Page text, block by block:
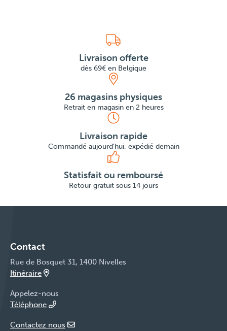
Livraison offerte
dès 69€ en Belgique
26 magasins physiques
Retrait en magasin en 2 heures
Livraison rapide
Commandé aujourd'hui, expédié demain
Statisfait ou remboursé
Retour gratuit sous 14 jours
Contact
Rue de Bosquet 31, 1400 Nivelles
Itinéraire
Appelez-nous
Téléphone
Contactez nous